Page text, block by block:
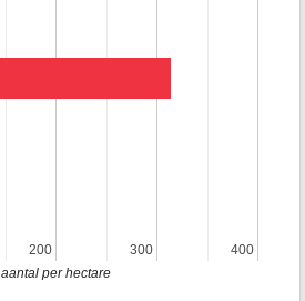
200
200 300
300 400
400
aantal per hectare